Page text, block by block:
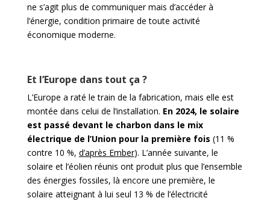
ne s’agit plus de communiquer mais d’accéder à
l’énergie, condition primaire de toute activité
économique moderne.
Et l’Europe dans tout ça ?
L’Europe a raté le train de la fabrication, mais elle est
montée dans celui de l’installation. En 2024, le solaire
est passé devant le charbon dans le mix
électrique de l’Union pour la première fois (11 %
contre 10 %, d’après Ember). L’année suivante, le
solaire et l’éolien réunis ont produit plus que l’ensemble
des énergies fossiles, là encore une première, le
solaire atteignant à lui seul 13 % de l’électricité